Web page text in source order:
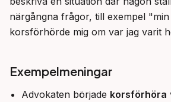
närgångna frågor, till exempel
korsförhörde mig om var jag varit
Exempelmeningar
Advokaten började korsförhöra